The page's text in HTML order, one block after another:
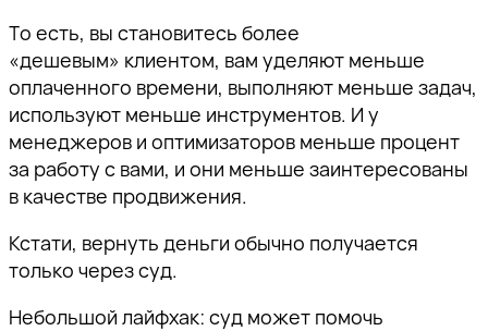
То есть, вы становитесь более
«дешевым» клиентом, вам уделяют меньше
оплаченного времени, выполняют меньше задач,
используют меньше инструментов. И у
менеджеров и оптимизаторов меньше процент
за работу с вами, и они меньше заинтересованы
в качестве продвижения.
Кстати, вернуть деньги обычно получается
только через суд.
Небольшой лайфхак: суд может помочь